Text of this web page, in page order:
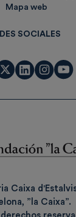
Mapa web
SOCIALES
Caixa
”la Caixa”.